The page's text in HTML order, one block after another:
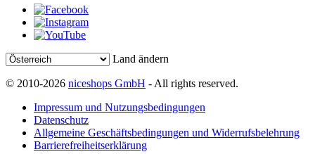
Land ändern
© 2010-2026 niceshops GmbH - All rights reserved.
Impressum und Nutzungsbedingungen
Datenschutz
Allgemeine Geschäftsbedingungen und Widerrufsbelehrung
Barrierefreiheitserklärung